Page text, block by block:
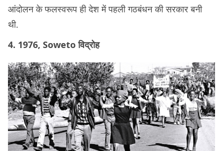
आंदोलन के फलस्वरूप ही देश में पहली गठबंधन की सरकार बनी
थी.
4. 1976, Soweto विद्रोह